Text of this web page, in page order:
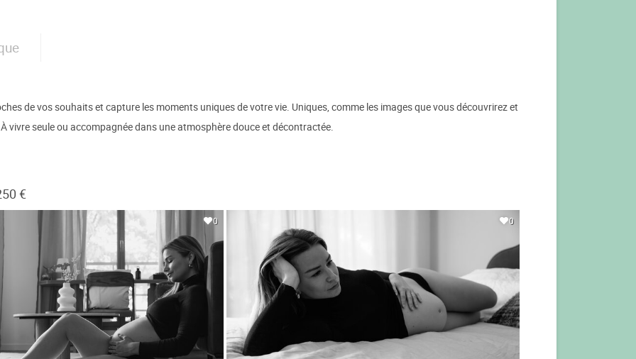
de vos souhaits et capture les moments uniques de votre vie. Uniques, comme les images que vous découvrirez et
vivre seule ou accompagnée dans une atmosphère douce et décontractée.
€
0 0